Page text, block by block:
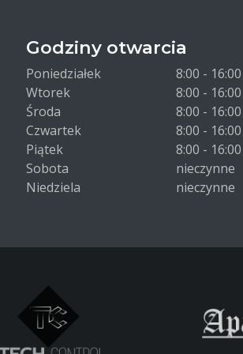
Godziny otwarcia
Poniedziałek
8:00 - 16:00
Wtorek
8:00 - 16:00
Środa
8:00 - 16:00
Czwartek
8:00 - 16:00
Piątek
8:00 - 16:00
Sobota
nieczynne
Niedziela
nieczynne